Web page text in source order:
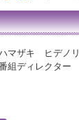
マザキ ヒデノリ
組ディレクター